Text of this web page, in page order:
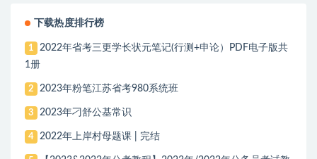
下载热度排行榜
1
2022年省考三更学长状元笔记(行测+申论）PDF电子版共
1册
2 2023年粉笔江苏省考980系统班
3 2023年刁舒公基常识
4 2022年上岸村母题课 | 完结